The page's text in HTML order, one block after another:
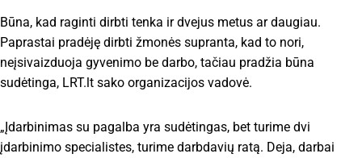
Būna, kad raginti dirbti tenka ir dvejus metus ar daugiau.
Paprastai pradėję dirbti žmonės supranta, kad to nori,
neįsivaizduoja gyvenimo be darbo, tačiau pradžia būna
sudėtinga, LRT.lt sako organizacijos vadovė.
„Įdarbinimas su pagalba yra sudėtingas, bet turime dvi
įdarbinimo specialistes, turime darbdavių ratą. Deja, darbai